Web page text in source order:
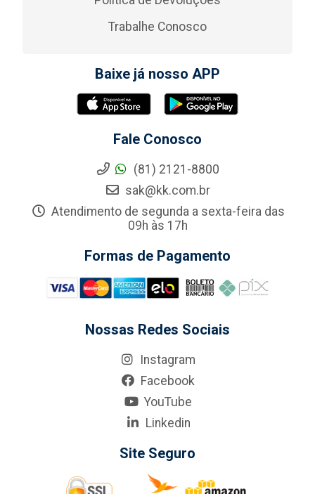
Trabalhe Conosco
Baixe já nosso APP
Fale Conosco
(81) 2121-8800
sak@kk.com.br
Atendimento de segunda a sexta-feira das
09h às 17h
Formas de Pagamento
Nossas Redes Sociais
Instagram
Facebook
YouTube
Linkedin
Site Seguro